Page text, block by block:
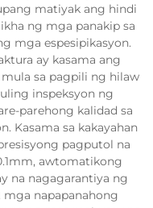
matiyak ang hindi
ng mga panakip sa
mga espesipikasyon.
ay kasama ang
sa pagpili ng hilaw
inspeksyon ng
parehong kalidad sa
Kasama sa kakayahan
pagputol na
awtomatikong
na nagagarantiya ng
napapanahong